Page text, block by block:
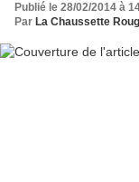
Publié le 28/02/2014 à
Par La Chaussette